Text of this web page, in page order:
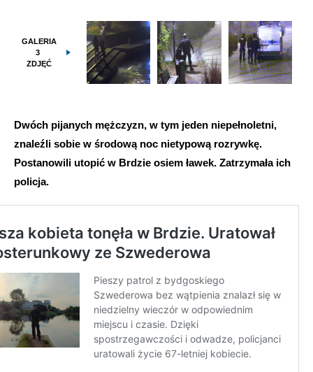
GALERIA
3
ZDJĘĆ
Dwóch pijanych mężczyzn, w tym jeden niepełnoletni,
znaleźli sobie w środową noc nietypową rozrywkę.
Postanowili utopić w Brdzie osiem ławek. Zatrzymała ich
policja.